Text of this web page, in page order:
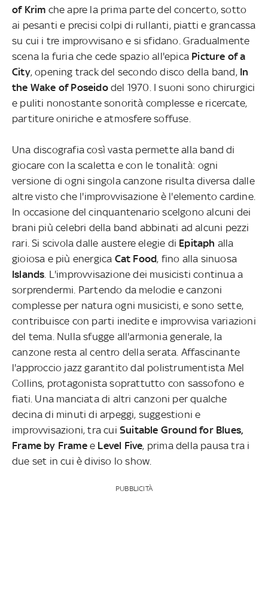
of Krim che apre la prima parte del concerto, sotto
ai pesanti e precisi colpi di rullanti, piatti e grancassa
su cui i tre improvvisano e si sfidano. Gradualmente
scena la furia che cede spazio all'epica Picture of a
City, opening track del secondo disco della band, In
the Wake of Poseido del 1970. I suoni sono chirurgici
e puliti nonostante sonorità complesse e ricercate,
partiture oniriche e atmosfere soffuse.
Una discografia così vasta permette alla band di
giocare con la scaletta e con le tonalità: ogni
versione di ogni singola canzone risulta diversa dalle
altre visto che l'improvvisazione è l'elemento cardine.
In occasione del cinquantenario scelgono alcuni dei
brani più celebri della band abbinati ad alcuni pezzi
rari. Si scivola dalle austere elegie di Epitaph alla
gioiosa e più energica Cat Food, fino alla sinuosa
Islands. L'improvvisazione dei musicisti continua a
sorprendermi. Partendo da melodie e canzoni
complesse per natura ogni musicisti, e sono sette,
contribuisce con parti inedite e improvvisa variazioni
del tema. Nulla sfugge all'armonia generale, la
canzone resta al centro della serata. Affascinante
l'approccio jazz garantito dal polistrumentista Mel
Collins, protagonista soprattutto con sassofono e
fiati. Una manciata di altri canzoni per qualche
decina di minuti di arpeggi, suggestioni e
improvvisazioni, tra cui Suitable Ground for Blues,
Frame by Frame e Level Five, prima della pausa tra i
due set in cui è diviso lo show.
PUBBLICITÀ